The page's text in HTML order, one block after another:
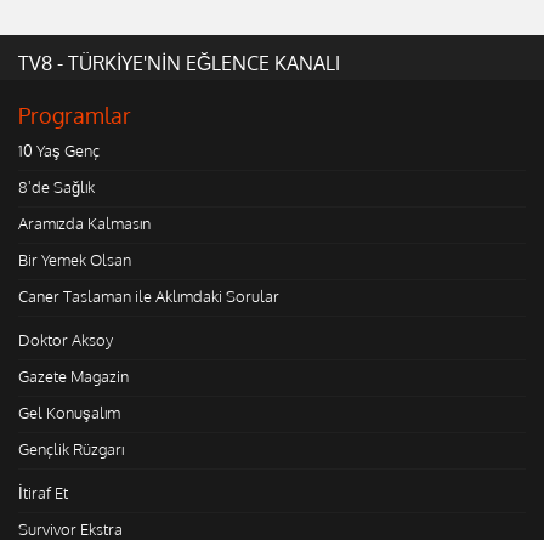
TV8 - TÜRKİYE'NİN EĞLENCE KANALI
Programlar
10 Yaş Genç
8'de Sağlık
Aramızda Kalmasın
Bir Yemek Olsan
Caner Taslaman ile Aklımdaki Sorular
Doktor Aksoy
Gazete Magazin
Gel Konuşalım
Gençlik Rüzgarı
İtiraf Et
Survivor Ekstra